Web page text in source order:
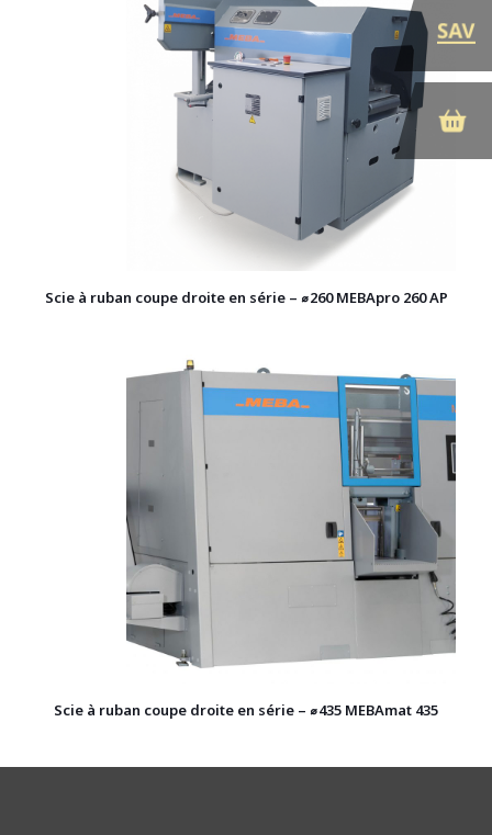
Scie à ruban coupe droite en série – ⌀260 MEBApro 260 AP
Scie à ruban coupe droite en série – ⌀435 MEBAmat 435